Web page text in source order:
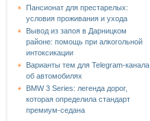
Пансионат для престарелых:
условия проживания и ухода
Вывод из запоя в Дарницком
районе: помощь при алкогольной
интоксикации
Варианты тем для Telegram-канала
об автомобилях
BMW 3 Series: легенда дорог,
которая определила стандарт
премиум-седана